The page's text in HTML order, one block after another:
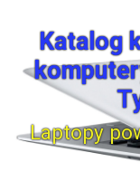
Katalog
Laptopy